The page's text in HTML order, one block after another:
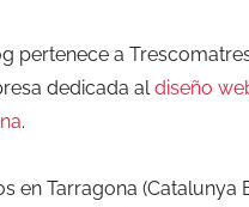
pertenece a
dedicada aldiseño
.
en Tarragona (Catalunya